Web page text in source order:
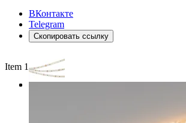
ВКонтакте
Telegram
Скопировать ссылку
Item 1 of 3